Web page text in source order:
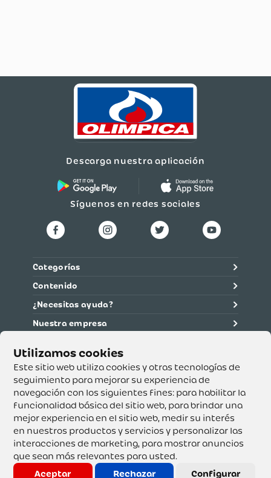
Este sitio web utiliza cookies y otras tecnologías de
seguimiento para mejorar su experiencia de
navegación con los siguientes fines: para habilitar la
funcionalidad básica del sitio web, para brindar una
mejor experiencia en el sitio web, medir su interés
en nuestros productos y servicios y personalizar las
interacciones de marketing, para mostrar anuncios
que sean más relevantes para usted.
Aceptar
Rechazar Configurar
Descarga nuestra aplicación
Síguenos en redes sociales
Categorías
Contenido
¿Necesitas ayuda?
Nuestra empresa
Supertiendas y Drogería Olímpica S.A. - Nit 890.107.487 -
Dirección de notificación: Calle 53 No. 46-192 local 3-01
Teléfono: 3232540999 - Correo:
servicioalcliente@olimpica.com.co
Copyright o Actualización 2023 OLÍMPICA S.A. Derechos
Reservados.